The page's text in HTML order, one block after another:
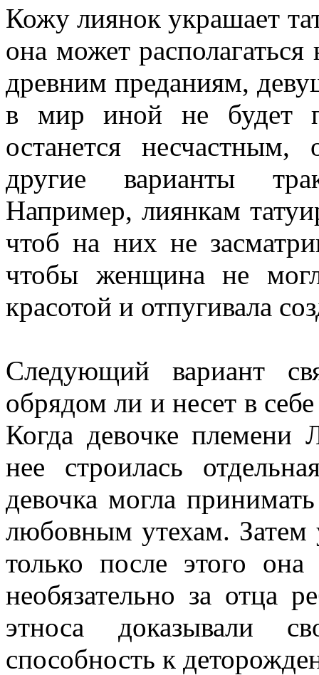
Кожу лиянок украшает
она может
древним преданиям,
в мир иной не будет
останется
другие варианты
Например, лиянкам
чтоб на них не
чтобы женщина не
красотой и отпугивала
Следующий вариант
обрядом ли и несет в
Когда девочке племени
нее строилась
девочка могла
любовным утехам. Затем
только после этого
необязательно за отца
этноса доказывали
способность к